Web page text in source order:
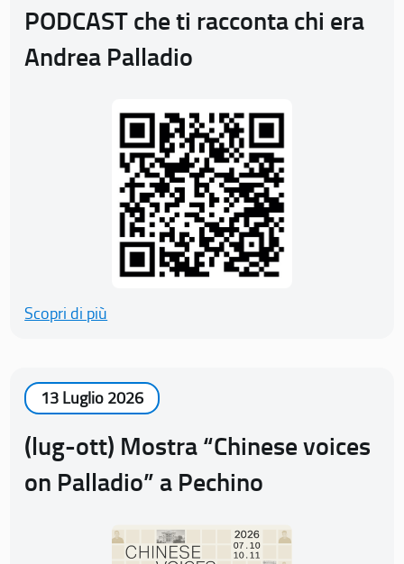
PODCAST che ti racconta chi era
Andrea Palladio
Scopri di più
13 Luglio 2026
(lug-ott) Mostra “Chinese voices
on Palladio” a Pechino